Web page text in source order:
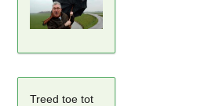
Treed toe tot